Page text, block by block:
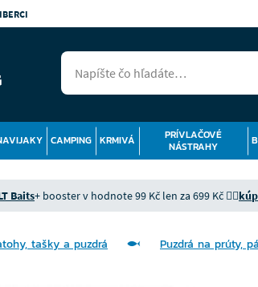
CAMPING KRMIVÁ
PRÍVLAČOVÉ
NÁSTRAHY
Baits+ booster v hodnote 99 Kč len za 699 Kč 👉🏻
tašky a puzdrá Puzdrá na prúty,